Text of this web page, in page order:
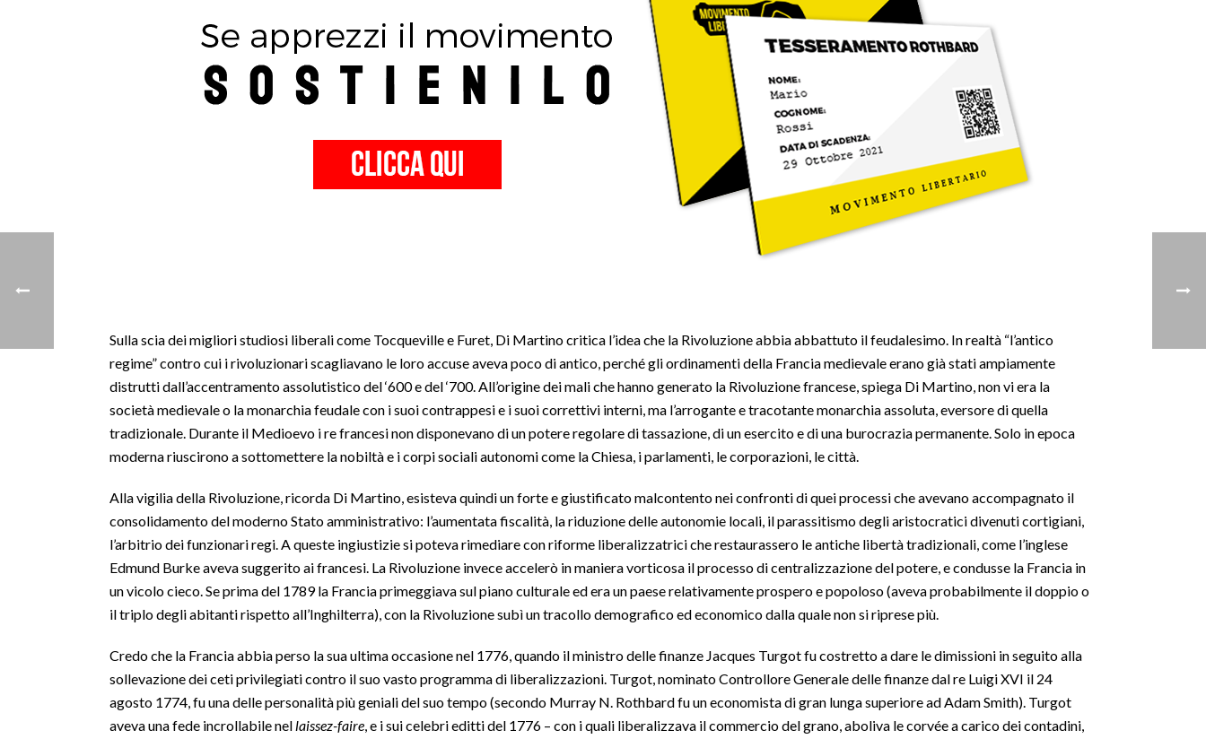
Sulla scia dei migliori studiosi liberali come Tocqueville e Furet, Di Martino critica l’idea che la Rivoluzione abbia abbattuto il feudalesimo. In realtà “l’antico
regime” contro cui i rivoluzionari scagliavano le loro accuse aveva poco di antico, perché gli ordinamenti della Francia medievale erano già stati ampiamente
distrutti dall’accentramento assolutistico del ‘600 e del ‘700. All’origine dei mali che hanno generato la Rivoluzione francese, spiega Di Martino, non vi era la
società medievale o la monarchia feudale con i suoi contrappesi e i suoi correttivi interni, ma l’arrogante e tracotante monarchia assoluta, eversore di quella
tradizionale. Durante il Medioevo i re francesi non disponevano di un potere regolare di tassazione, di un esercito e di una burocrazia permanente. Solo in epoca
moderna riuscirono a sottomettere la nobiltà e i corpi sociali autonomi come la Chiesa, i parlamenti, le corporazioni, le città.
Alla vigilia della Rivoluzione, ricorda Di Martino, esisteva quindi un forte e giustificato malcontento nei confronti di quei processi che avevano accompagnato il
consolidamento del moderno Stato amministrativo: l’aumentata fiscalità, la riduzione delle autonomie locali, il parassitismo degli aristocratici divenuti cortigiani,
l’arbitrio dei funzionari regi. A queste ingiustizie si poteva rimediare con riforme liberalizzatrici che restaurassero le antiche libertà tradizionali, come l’inglese
Edmund Burke aveva suggerito ai francesi. La Rivoluzione invece accelerò in maniera vorticosa il processo di centralizzazione del potere, e condusse la Francia in
un vicolo cieco. Se prima del 1789 la Francia primeggiava sul piano culturale ed era un paese relativamente prospero e popoloso (aveva probabilmente il doppio o
il triplo degli abitanti rispetto all’Inghilterra), con la Rivoluzione subì un tracollo demografico ed economico dalla quale non si riprese più.
Credo che la Francia abbia perso la sua ultima occasione nel 1776, quando il ministro delle finanze Jacques Turgot fu costretto a dare le dimissioni in seguito alla
sollevazione dei ceti privilegiati contro il suo vasto programma di liberalizzazioni. Turgot, nominato Controllore Generale delle finanze dal re Luigi XVI il 24
agosto 1774, fu una delle personalità più geniali del suo tempo (secondo Murray N. Rothbard fu un economista di gran lunga superiore ad Adam Smith). Turgot
aveva una fede incrollabile nellaissez-faire, e i sui celebri editti del 1776 – con i quali liberalizzava il commercio del grano, aboliva le corvée a carico dei contadini,